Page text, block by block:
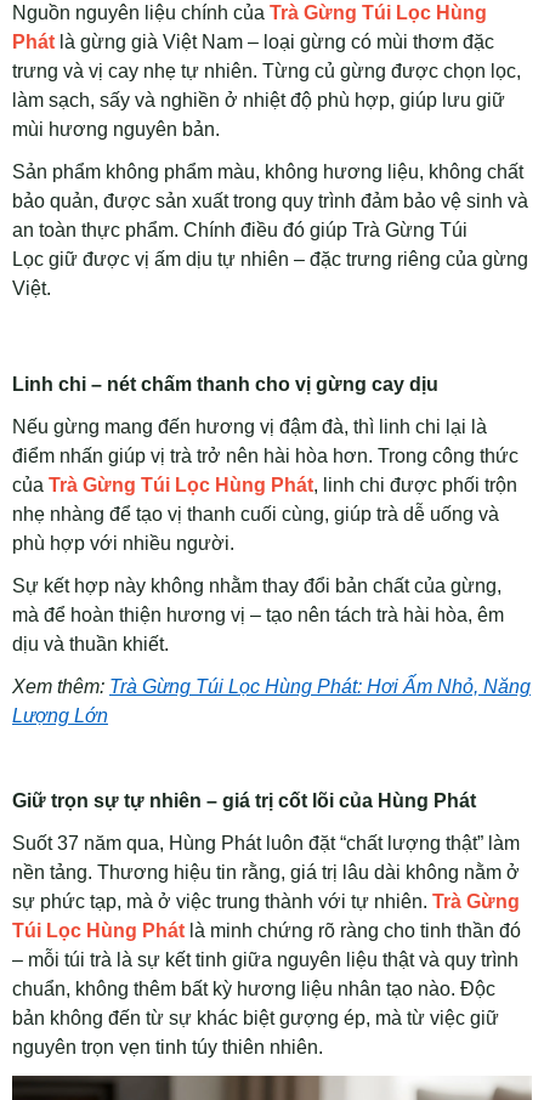
Nguồn nguyên liệu chính của Trà Gừng Túi Lọc Hùng
Phát là gừng già Việt Nam – loại gừng có mùi thơm đặc
trưng và vị cay nhẹ tự nhiên. Từng củ gừng được chọn lọc,
làm sạch, sấy và nghiền ở nhiệt độ phù hợp, giúp lưu giữ
mùi hương nguyên bản.
Sản phẩm không phẩm màu, không hương liệu, không chất
bảo quản, được sản xuất trong quy trình đảm bảo vệ sinh và
an toàn thực phẩm. Chính điều đó giúp Trà Gừng Túi
Lọc giữ được vị ấm dịu tự nhiên – đặc trưng riêng của gừng
Việt.
Linh chi – nét chấm thanh cho vị gừng cay dịu
Nếu gừng mang đến hương vị đậm đà, thì linh chi lại là
điểm nhấn giúp vị trà trở nên hài hòa hơn. Trong công thức
của Trà Gừng Túi Lọc Hùng Phát, linh chi được phối trộn
nhẹ nhàng để tạo vị thanh cuối cùng, giúp trà dễ uống và
phù hợp với nhiều người.
Sự kết hợp này không nhằm thay đổi bản chất của gừng,
mà để hoàn thiện hương vị – tạo nên tách trà hài hòa, êm
dịu và thuần khiết.
Xem thêm: Trà Gừng Túi Lọc Hùng Phát: Hơi Ấm Nhỏ, Năng
Lượng Lớn
Giữ trọn sự tự nhiên – giá trị cốt lõi của Hùng Phát
Suốt 37 năm qua, Hùng Phát luôn đặt “chất lượng thật” làm
nền tảng. Thương hiệu tin rằng, giá trị lâu dài không nằm ở
sự phức tạp, mà ở việc trung thành với tự nhiên. Trà Gừng
Túi Lọc Hùng Phát là minh chứng rõ ràng cho tinh thần đó
– mỗi túi trà là sự kết tinh giữa nguyên liệu thật và quy trình
chuẩn, không thêm bất kỳ hương liệu nhân tạo nào. Độc
bản không đến từ sự khác biệt gượng ép, mà từ việc giữ
nguyên trọn vẹn tinh túy thiên nhiên.